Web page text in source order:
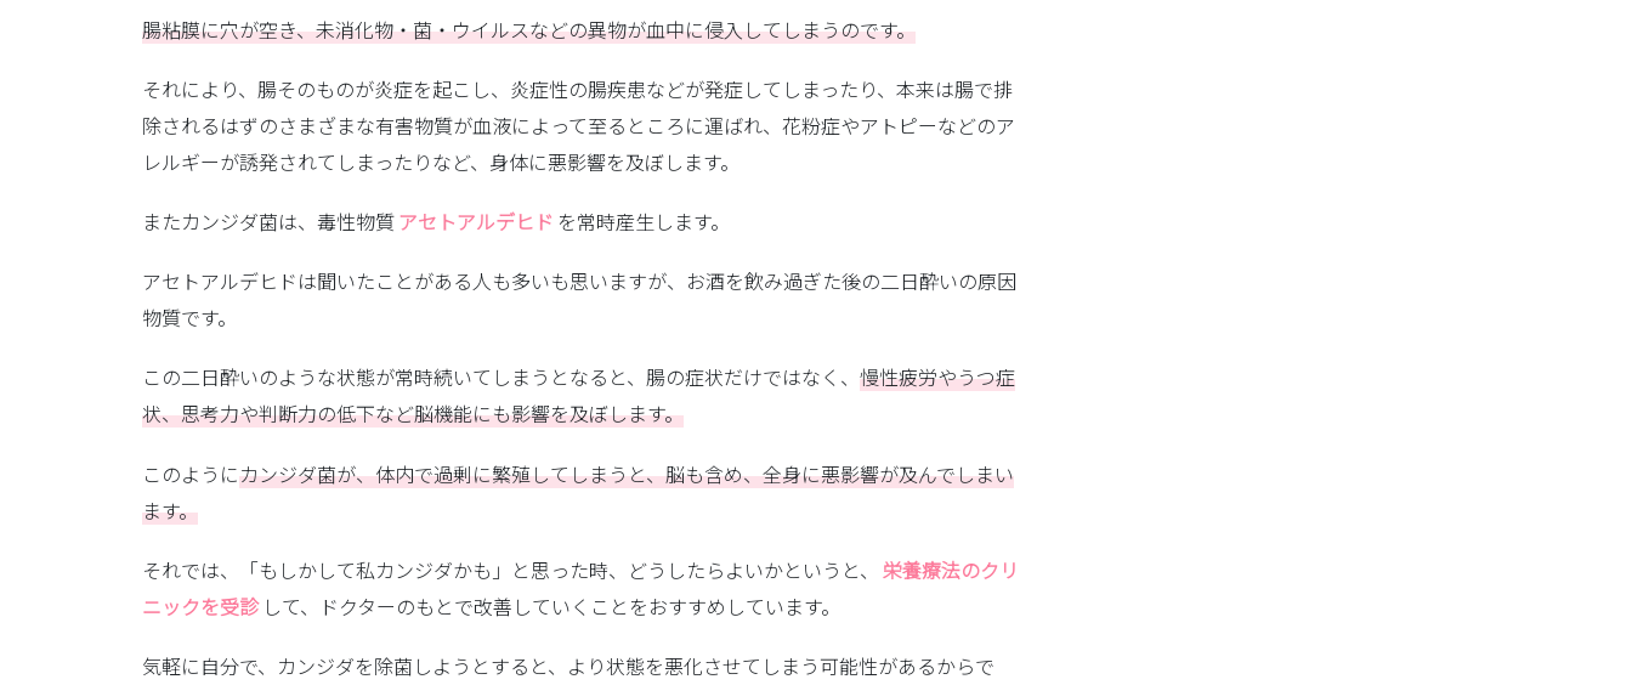
腸粘膜に穴が空き、未消化物・菌・ウイルスなどの異物が血中に侵入してしまうのです。
それにより、腸そのものが炎症を起こし、炎症性の腸疾患などが発症してしまったり、本来は腸で排
除されるはずのさまざまな有害物質が血液によって至るところに運ばれ、花粉症やアトピーなどのア
レルギーが誘発されてしまったりなど、身体に悪影響を及ぼします。
またカンジダ菌は、毒性物質アセトアルデヒド を常時産生します。
アセトアルデヒドは聞いたことがある人も多いも思いますが、お酒を飲み過ぎた後の二日酔いの原因
物質です。
この二日酔いのような状態が常時続いてしまうとなると、腸の症状だけではなく、 慢性疲労やうつ症
状、思考力や判断力の低下など脳機能にも影響を及ぼします。
このようにカンジダ菌が、体内で過剰に繁殖してしまうと、脳も含め、全身に悪影響が及んでしまい
ます。
それでは、「もしかして私カンジダかも」と思った時、どうしたらよいかというと、
栄養療法のクリ
ニックを受診 して、ドクターのもとで改善していくことをおすすめしています。
気軽に自分で、カンジダを除菌しようとすると、より状態を悪化させてしまう可能性があるからで